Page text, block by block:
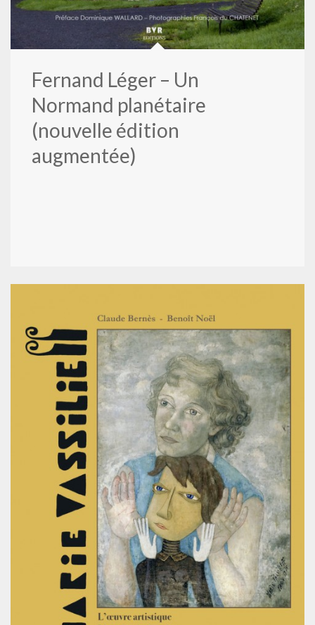
Fernand Léger – Un
Normand planétaire
(nouvelle édition
augmentée)